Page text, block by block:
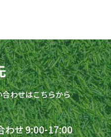
わせはこちらから
わせ 9:00-17:00